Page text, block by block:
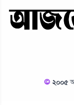
© ২০০৫